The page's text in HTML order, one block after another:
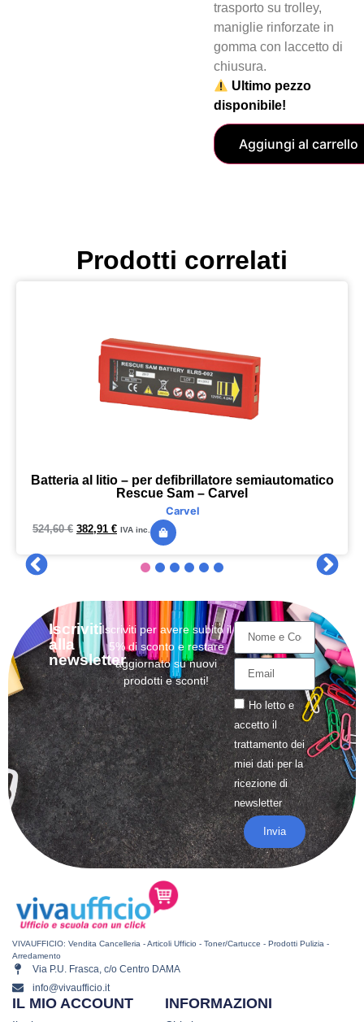
trasporto su trolley,
maniglie rinforzate in
gomma con laccetto di
chiusura.
Ultimo pezzo
disponibile!
Aggiungi al carrello
Prodotti correlati
Batteria al litio – per defibrillatore semiautomatico
Rescue Sam – Carvel
Carvel
524,60€ 382,91 € IVA inc.
Iscriviti
alla
newsletter
Iscriviti per avere subito il
5% di sconto e restare
aggiornato su nuovi
prodotti e sconti!
Ho letto e
accetto il
trattamentodei
miei dati per la
ricezione di
newsletter
Invia
VIVAUFFICIO: Vendita Cancelleria - Articoli Ufficio - Toner/Cartucce - Prodotti Pulizia -
Arredamento
Via P.U. Frasca, c/o Centro DAMA
info@vivaufficio.it
INFORMAZIONI
IL MIO ACCOUNT